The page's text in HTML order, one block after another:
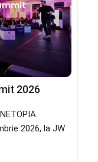
2026
2026, la JW